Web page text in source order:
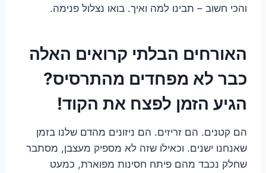
והכי חשוב – תבינו למה ואיך. בואו נצלול פנימה.
האורחים הבלתי קרואים האלה
כבר לא מפחדים מהתרסיס?
הגיע הזמן לפצח את הקוד!
הם קטנים. הם זריזים. הם ניזונים מהדם שלנו בזמן
שאנחנו ישנים. וכאילו שזה לא מספיק מעצבן, מסתבר
שחלק נכבד מהם פיתח חסינות מפוארת, כמעט